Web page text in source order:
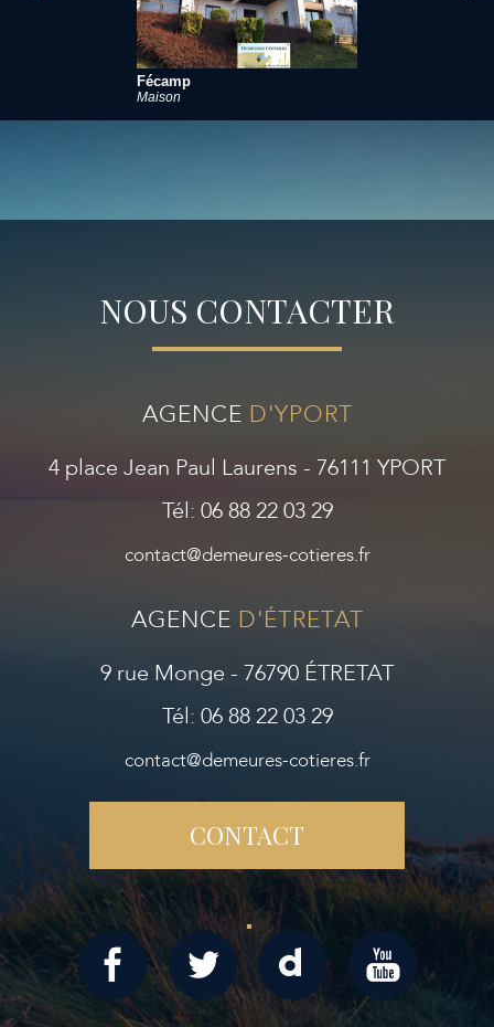
Fécamp
Maison
NOUS CONTACTER
AGENCE D'YPORT
4 place Jean Paul Laurens - 76111 YPORT
Tél: 06 88 22 03 29
contact@demeures-cotieres.fr
AGENCE D'ÉTRETAT
9 rue Monge - 76790 ÉTRETAT
Tél: 06 88 22 03 29
contact@demeures-cotieres.fr
CONTACT